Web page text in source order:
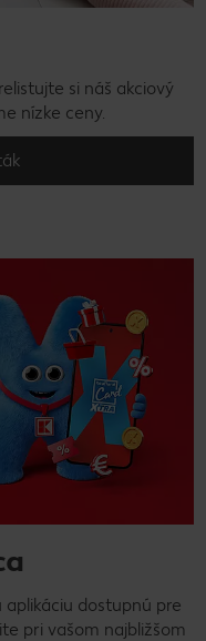
si náš akciový
nízke ceny.
dostupnú pre
pri vašom najbližšom